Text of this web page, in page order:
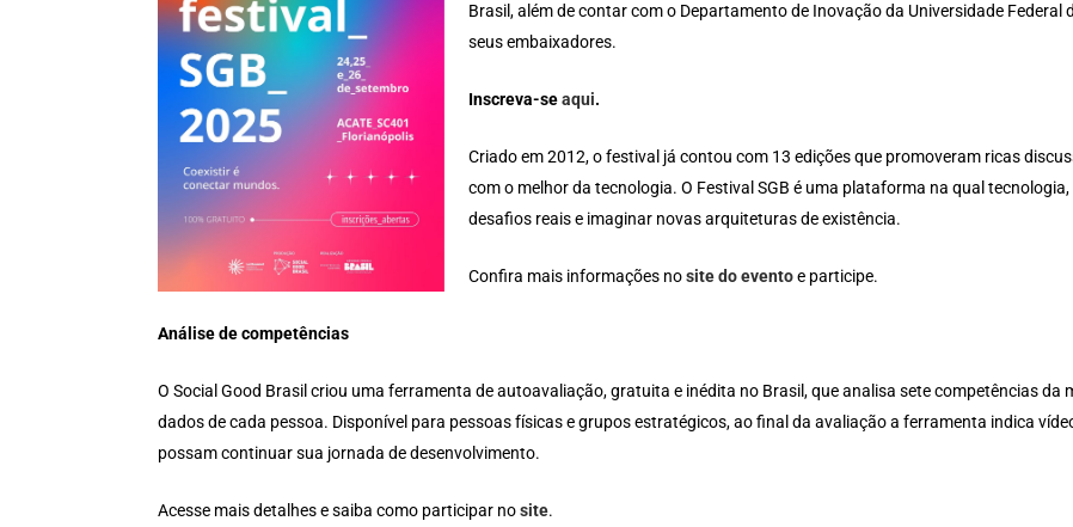
Brasil, além de contar com o Departamento de Inovação da Universidade Federal
seus embaixadores.
Inscreva-seaqui.
Criado em 2012, o festival já contou com 13 edições que promoveram ricas
com o melhor da tecnologia. O Festival SGB é uma plataforma na qual
desafios reais e imaginar novas arquiteturas de existência.
Confira mais informações nosite do eventoe participe.
Análise de competências
O Social Good Brasil criou uma ferramenta de autoavaliação, gratuita e inédita no Brasil, que analisa sete competências da
dados de cada pessoa. Disponível para pessoas físicas e grupos estratégicos, ao final da avaliação a ferramenta indica
possam continuar sua jornada de desenvolvimento.
Acesse mais detalhes e saiba como participar nosite.